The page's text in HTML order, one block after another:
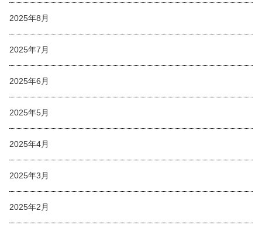
2025年8月
2025年7月
2025年6月
2025年5月
2025年4月
2025年3月
2025年2月